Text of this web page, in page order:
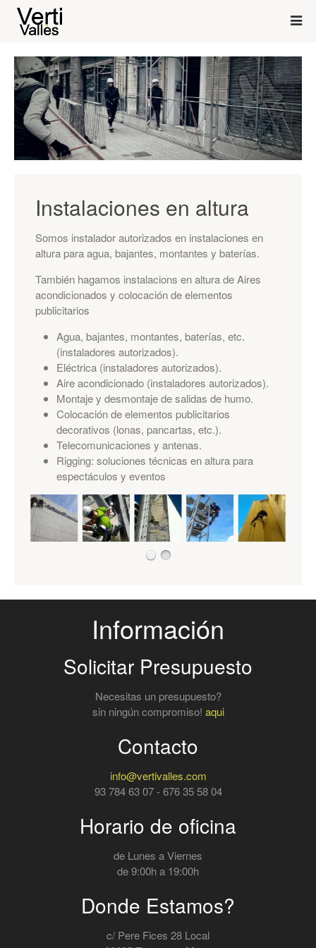
Instalaciones en altura
Somos instalador autorizados en instalaciones en
altura para agua, bajantes, montantes y baterías.
También hagamos instalacions en altura de Aires
acondicionados y colocación de elementos
publicitarios
Agua, bajantes, montantes, baterías, etc.
(instaladores autorizados).
Eléctrica (instaladores autorizados).
Aire acondicionado (instaladores autorizados).
Montaje y desmontaje de salidas de humo.
Colocación de elementos publicitarios
decorativos (lonas, pancartas, etc.).
Telecomunicaciones y antenas.
Rigging: soluciones técnicas en altura para
espectáculos y eventos
Información
Solicitar Presupuesto
Necesitas un presupuesto?
sin ningún compromiso! aqui
Contacto
info@vertivalles.com
93 784 63 07 - 676 35 58 04
Horario de oficina
de Lunes a Viernes
de 9:00h a 19:00h
Donde Estamos?
c/ Pere Fices 28 Local